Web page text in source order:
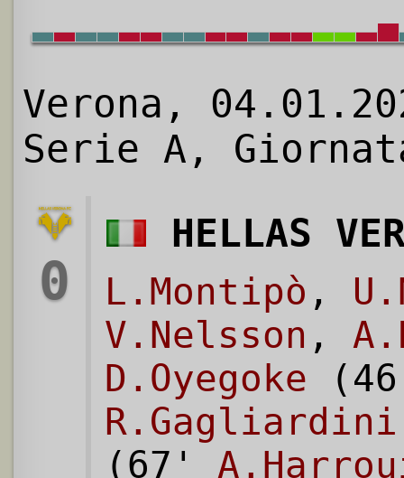
Verona,
Serie A,
0
HELLAS
L.Montipò ,
V.Nelsson ,
D.Oyegoke
R.Gagliardini
(67'